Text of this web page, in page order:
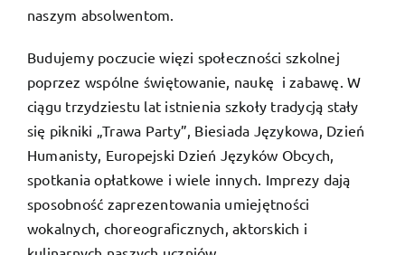
naszym absolwentom.
Budujemy poczucie więzi społeczności szkolnej
poprzez wspólne świętowanie, naukę i zabawę. W
ciągu trzydziestu lat istnienia szkoły tradycją stały
się pikniki „Trawa Party”, Biesiada Językowa, Dzień
Humanisty, Europejski Dzień Języków Obcych,
spotkania opłatkowe i wiele innych. Imprezy dają
sposobność zaprezentowania umiejętności
wokalnych, choreograficznych, aktorskich i